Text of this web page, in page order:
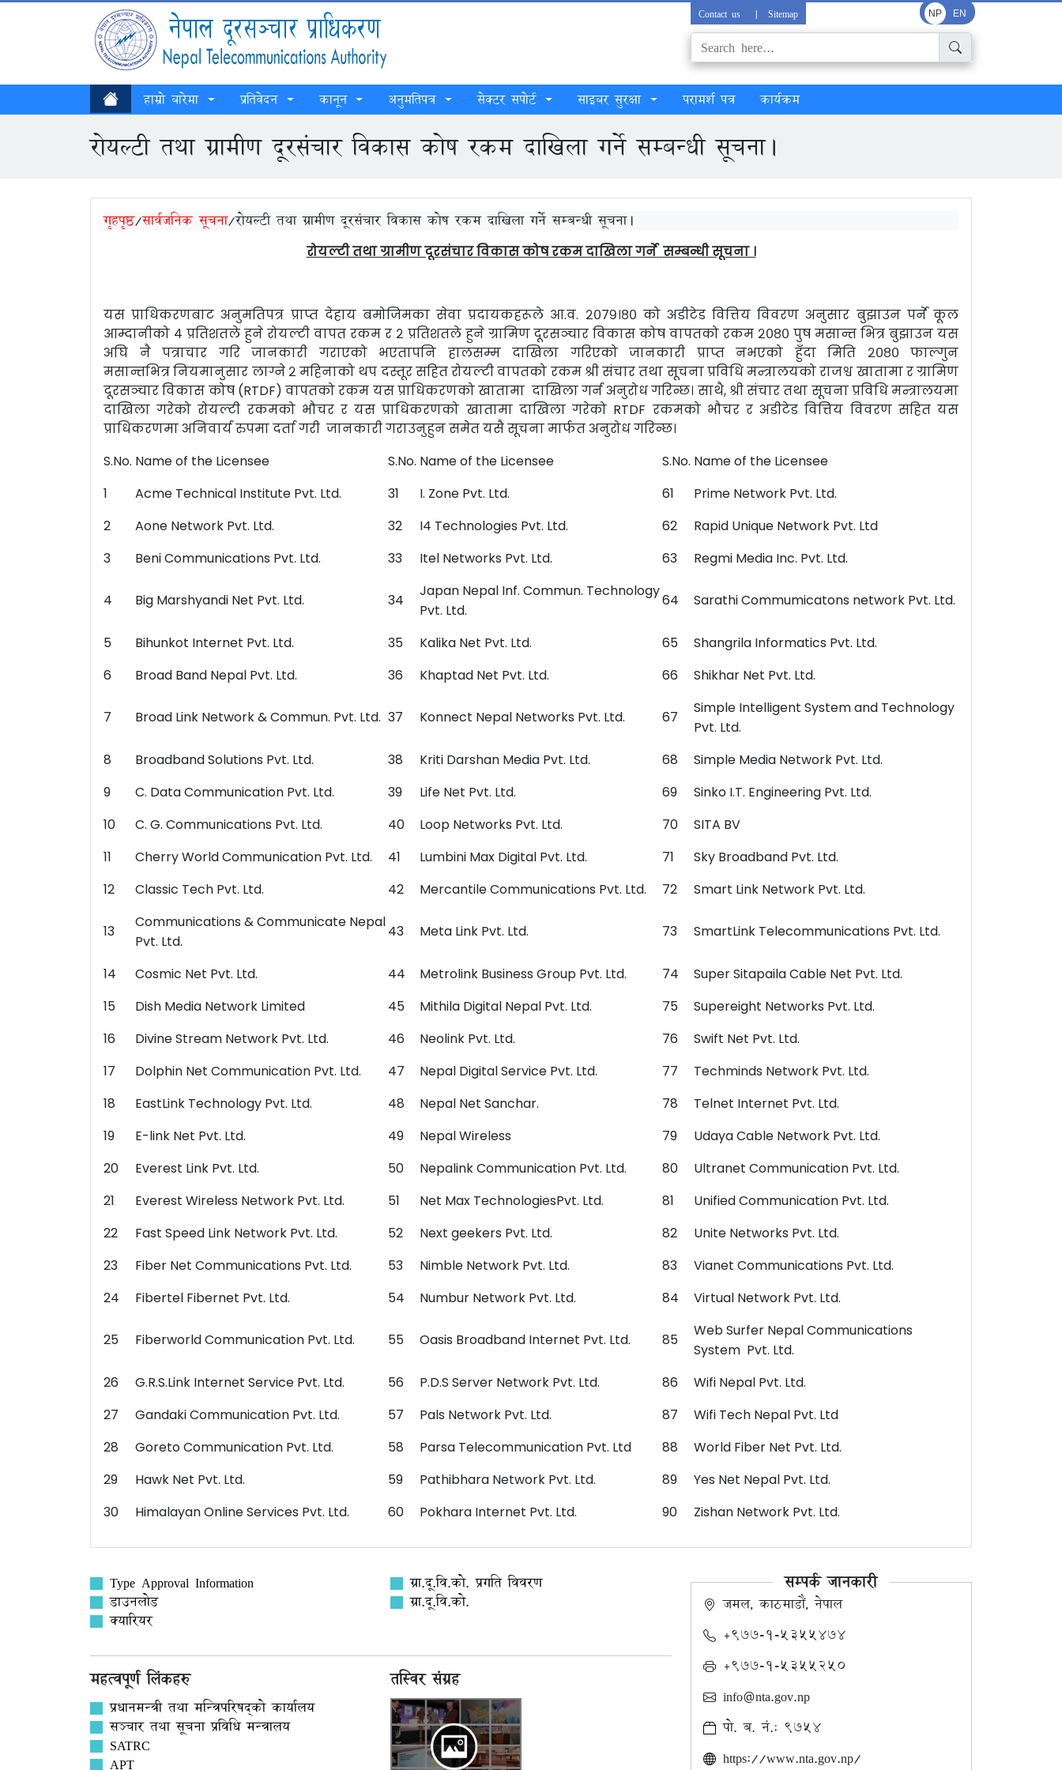
Contact us | Sitemap NP EN
हाम्रो बारेमा प्रतिवेदन कानून अनुमतिपत्र सेक्टर सपोर्ट साइबर सुरक्षा परामर्श पत्र कार्यक्रम
रोयल्टी तथा ग्रामीण दूरसंचार विकास कोष रकम दाखिला गर्ने सम्बन्धी सूचना।
गृहपृष्ठ/सार्वजनिक सूचना/रोयल्टी तथा ग्रामीण दूरसंचार विकास कोष रकम दाखिला गर्ने सम्बन्धी सूचना।
रोयल्टी तथा ग्रामीण दूरसंचार विकास कोष रकम दाखिला गर्नेसम्बन्धी सूचना ।
यस प्राधिकरणबाट अनुमतिपत्र प्राप्त देहाय बमोजिमका सेवा प्रदायकहरूले आ.व. २०७९।८० को अडीटेड वित्तिय विवरण अनुसार बुझाउन पर्ने कूल
आम्दानीको ४ प्रतिशतले हुने रोयल्टी वापत रकम र २ प्रतिशतले हुने ग्रामिण दूरसञ्चार विकास कोष वापतको रकम २०८० पुष मसान्त भित्र बुझाउन यस
अघि नै पत्राचार गरि जानकारी गराएको भएतापनि हालसम्म दाखिला गरिएको जानकारी प्राप्त नभएको हुँदा मिति २०८० फाल्गुन
मसान्तभित्र नियमानुसार लाग्ने २ महिनाको थप दस्तूर सहित रोयल्टी वापतको रकम श्री संचार तथा सूचना प्रविधि मन्त्रालयको राजश्व खातामा र ग्रामिण
दूरसञ्चार विकास कोष (RTDF) वापतको रकम यस प्राधिकरणको खातामा दाखिला गर्न अनुरोध गरिन्छ। साथै, श्री संचार तथा सूचना प्रविधि मन्त्रालयमा
दाखिला गरेको रोयल्टी रकमको भौचर र यस प्राधिकरणको खातामा दाखिला गरेको RTDF रकमको भौचर र अडीटेड वित्तिय विवरण सहित यस
प्राधिकरणमा अनिवार्य रुपमा दर्ता गरी जानकारी गराउनुहुन समेत यसै सूचना मार्फत अनुरोध गरिन्छ।
S.No. Name of the Licensee S.No. Name of the Licensee S.No. Name of the Licensee
1
Acme Technical Institute Pvt. Ltd. 31 I. Zone Pvt. Ltd. 61
Prime Network Pvt. Ltd.
2
Aone Network Pvt. Ltd. 32 I4 Technologies Pvt. Ltd. 62
Rapid Unique Network Pvt. Ltd
3
Beni Communications Pvt. Ltd. 33 Itel Networks Pvt. Ltd. 63 Regmi Media Inc. Pvt. Ltd.
4 Big Marshyandi Net Pvt. Ltd. 34
Japan Nepal Inf. Commun. Technology
Pvt. Ltd.
64 Sarathi Commumicatons network Pvt. Ltd.
5 Bihunkot Internet Pvt. Ltd. 35 Kalika Net Pvt. Ltd. 65
Shangrila Informatics Pvt. Ltd.
6
Broad Band Nepal Pvt. Ltd. 36 Khaptad Net Pvt. Ltd. 66 Shikhar Net Pvt. Ltd.
7 Broad Link Network & Commun. Pvt. Ltd. 37 Konnect Nepal Networks Pvt. Ltd. 67
Simple Intelligent System and Technology
Pvt. Ltd.
8
Broadband Solutions Pvt. Ltd. 38 Kriti Darshan Media Pvt. Ltd. 68
Simple Media Network Pvt. Ltd.
9
C. Data Communication Pvt. Ltd. 39 Life Net Pvt. Ltd. 69
Sinko I.T. Engineering Pvt. Ltd.
10
C. G. Communications Pvt. Ltd. 40 Loop Networks Pvt. Ltd. 70
SITA BV
11
Cherry World Communication Pvt. Ltd. 41 Lumbini Max Digital Pvt. Ltd. 71
Sky Broadband Pvt. Ltd.
12
Classic Tech Pvt. Ltd. 42 Mercantile Communications Pvt. Ltd. 72 Smart Link Network Pvt. Ltd.
13
Communications & Communicate Nepal
Pvt. Ltd.
43 Meta Link Pvt. Ltd. 73 SmartLink Telecommunications Pvt. Ltd.
14 Cosmic Net Pvt. Ltd. 44 Metrolink Business Group Pvt. Ltd. 74
Super Sitapaila Cable Net Pvt. Ltd.
15
Dish Media Network Limited 45 Mithila Digital Nepal Pvt. Ltd. 75
Supereight Networks Pvt. Ltd.
16
Divine Stream Network Pvt. Ltd. 46 Neolink Pvt. Ltd. 76
Swift Net Pvt. Ltd.
17
Dolphin Net Communication Pvt. Ltd. 47 Nepal Digital Service Pvt. Ltd. 77
Techminds Network Pvt. Ltd.
18
EastLink Technology Pvt. Ltd. 48 Nepal Net Sanchar. 78
Telnet Internet Pvt. Ltd.
19
E-link Net Pvt. Ltd. 49 Nepal Wireless 79
Udaya Cable Network Pvt. Ltd.
20
Everest Link Pvt. Ltd. 50 Nepalink Communication Pvt. Ltd. 80
Ultranet Communication Pvt. Ltd.
21
Everest Wireless Network Pvt. Ltd. 51 Net Max TechnologiesPvt. Ltd. 81
Unified Communication Pvt. Ltd.
22
Fast Speed Link Network Pvt. Ltd. 52 Next geekers Pvt. Ltd. 82
Unite Networks Pvt. Ltd.
23
Fiber Net Communications Pvt. Ltd. 53 Nimble Network Pvt. Ltd. 83
Vianet Communications Pvt. Ltd.
24
Fibertel Fibernet Pvt. Ltd. 54 Numbur Network Pvt. Ltd. 84 Virtual Network Pvt. Ltd.
25 Fiberworld Communication Pvt. Ltd. 55 Oasis Broadband Internet Pvt. Ltd. 85
Web Surfer Nepal Communications
System Pvt. Ltd.
26
G.R.S.Link Internet Service Pvt. Ltd. 56 P.D.S Server Network Pvt. Ltd. 86
Wifi Nepal Pvt. Ltd.
27
Gandaki Communication Pvt. Ltd. 57 Pals Network Pvt. Ltd. 87
Wifi Tech Nepal Pvt. Ltd
28
Goreto Communication Pvt. Ltd. 58 Parsa Telecommunication Pvt. Ltd 88
World Fiber Net Pvt. Ltd.
29
Hawk Net Pvt. Ltd. 59 Pathibhara Network Pvt. Ltd. 89
Yes Net Nepal Pvt. Ltd.
30
Himalayan Online Services Pvt. Ltd. 60 Pokhara Internet Pvt. Ltd. 90 Zishan Network Pvt. Ltd.
Type Approval Information
डाउनलोड
क्यारियर
ग्रा.दू.वि.को. प्रगति विवरण
ग्रा.दू.वि.को.
महत्वपूर्ण लिंकहरु
प्रधानमन्त्री तथा मन्त्रिपरिषद्को कार्यालय
सञ्‍चार तथा सूचना प्रविधि मन्त्रालय
SATRC
APT
तस्विर संग्रह
सम्पर्क जानकारी
जमल, काठमाडौं, नेपाल
+९७७-१-५३५५४७४
+९७७-१-५३५५२५०
info@nta.gov.np
पो. ब. नं.: ९७५४
https://www.nta.gov.np/